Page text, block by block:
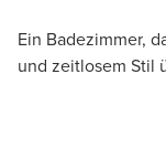
Ein Badezimmer,
und zeitlosem Stil